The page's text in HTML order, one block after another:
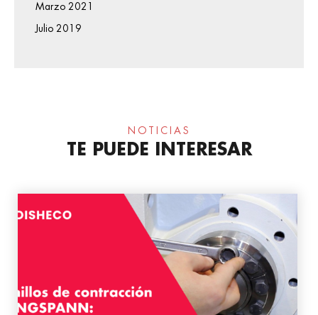
Marzo 2021
Julio 2019
NOTICIAS
TE PUEDE INTERESAR